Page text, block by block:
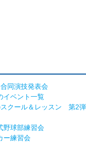
同演技発表会
イベント一覧
スクール＆レッスン 第2弾
野球部練習会
ー練習会